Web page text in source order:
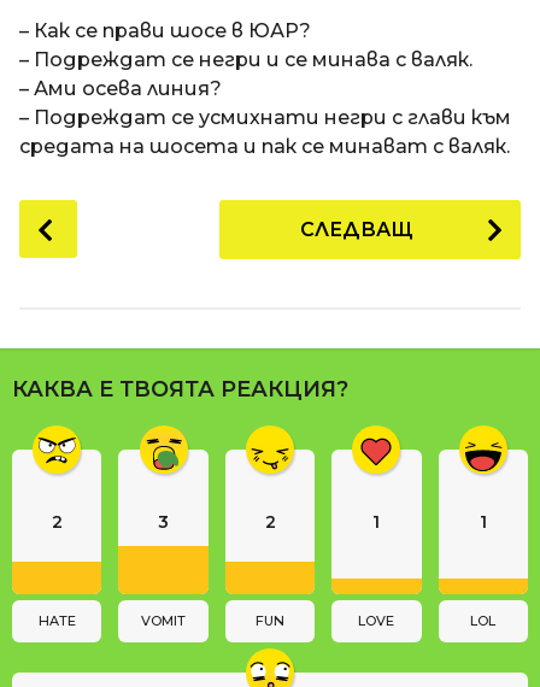
п
р
е
д
и
8
о
н
п
t
– Как се прави шосе в ЮАР?
– Подреждат се негри и се минава с валяк.
– Ами осева линия?
– Подреждат се усмихнати негри с глави към
средата на шосета и пак се минават с валяк.
o
P
a
g
n
i
o
СЛЕДВАЩ
КАКВА Е ТВОЯТА РЕАКЦИЯ?
2
HATE
3
VOMIT
2
FUN
1
LOVE
1
LOL